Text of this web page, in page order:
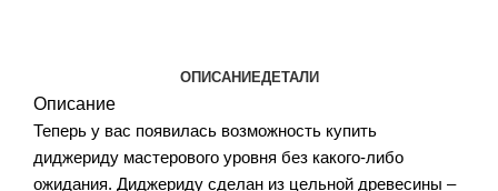
ОПИСАНИЕДЕТАЛИ
Описание
Теперь у вас появилась возможность купить
диджериду мастерового уровня без какого-либо
ожидания. Диджериду сделан из цельной древесины –